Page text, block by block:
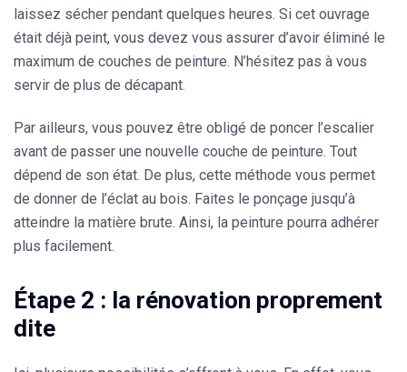
laissez sécher pendant quelques heures. Si cet ouvrage
était déjà peint, vous devez vous assurer d’avoir éliminé le
maximum de couches de peinture. N’hésitez pas à vous
servir de plus de décapant.
Par ailleurs, vous pouvez être obligé de poncer l’escalier
avant de passer une nouvelle couche de peinture. Tout
dépend de son état. De plus, cette méthode vous permet
de donner de l’éclat au bois. Faites le ponçage jusqu’à
atteindre la matière brute. Ainsi, la peinture pourra adhérer
plus facilement.
Étape 2 : la rénovation proprement
dite